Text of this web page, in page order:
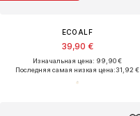
ECOALF
39,90 €
Изначальная цена: 99,90 €
Последняя самая низкая цена:31,92 €